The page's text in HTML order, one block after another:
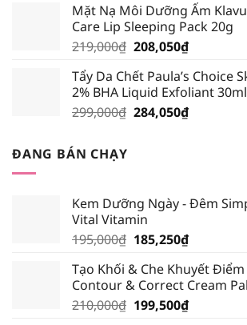
là:
195,000₫.
tại
là:
185,250₫.
Mặt Nạ Môi Dưỡng Ẩm
Care Lip Sleeping Pack 20g
219,000₫ Giá
là:
219,000₫.
208,050₫Giá
tại
là:
208,050₫.
Tẩy Da Chết Paula’s Choice
2% BHA Liquid Exfoliant 30ml
299,000₫ Giá
284,050₫Giá
ĐANG BÁN CHẠY
Kem Dưỡng Ngày - Đêm
Vital Vitamin
195,000₫ Giá
là:
195,000₫.
185,250₫Giá
tại
là:
185,250₫.
Tạo Khối & Che Khuyết
Contour & Correct Cream
210,000₫ Giá
199,500₫Giá